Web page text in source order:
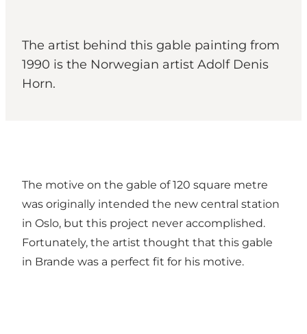
The artist behind this gable painting from
1990 is the Norwegian artist Adolf Denis
Horn.
The motive on the gable of 120 square metre
was originally intended the new central station
in Oslo, but this project never accomplished.
Fortunately, the artist thought that this gable
in Brande was a perfect fit for his motive.